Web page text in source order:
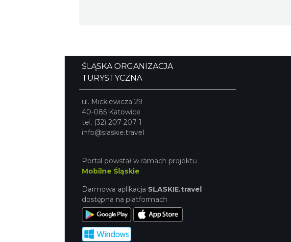
ŚLĄSKA ORGANIZACJA
TURYSTYCZNA
ul. Mickiewicza 29
40-085 Katowice
tel. (32) 207 207 1
info@slaskie.travel
Portal powstał w ramach projektu
Mobilne Śląskie
Darmowa aplikacja SLASKIE.travel
dostępna na platformach